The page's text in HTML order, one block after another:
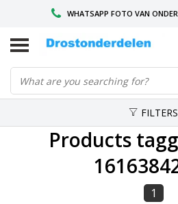
WHATSAPP FOTO VAN
VOOR 16.00 BESTELD,
GESPECIALISEERD
FILTERS
Products
1